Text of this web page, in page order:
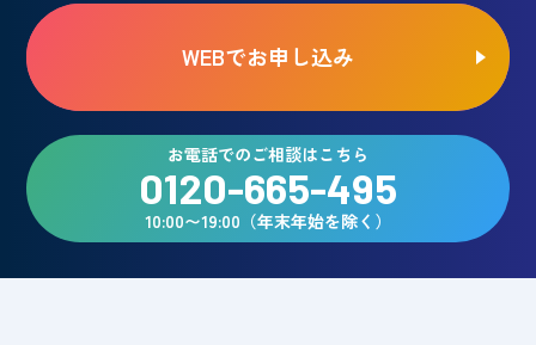
WEBでお申し込み
お電話でのご相談はこちら
0120-665-495
10:00〜19:00（年末年始を除く）